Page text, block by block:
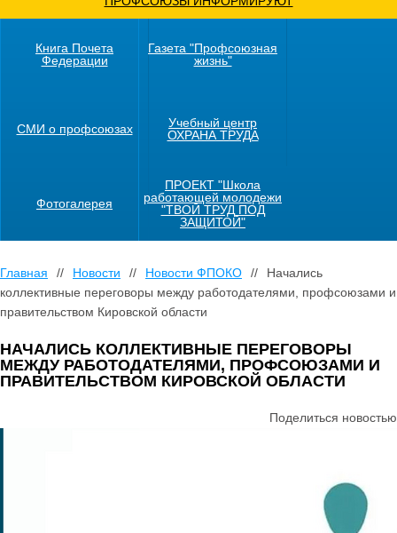
Книга Почета
Федерации
Газета "Профсоюзная
жизнь"
СМИ о профсоюзах
Учебный центр
ОХРАНА ТРУДА
Фотогалерея
ПРОЕКТ "Школа
работающей молодежи
"ТВОЙ ТРУД ПОД
ЗАЩИТОЙ"
Главная // Новости // Новости ФПОКО //
Начались
коллективные переговоры между работодателями, профсоюзами и
правительством Кировской области
НАЧАЛИСЬ КОЛЛЕКТИВНЫЕ ПЕРЕГОВОРЫ
МЕЖДУ РАБОТОДАТЕЛЯМИ, ПРОФСОЮЗАМИ И
ПРАВИТЕЛЬСТВОМ КИРОВСКОЙ ОБЛАСТИ
Поделиться новостью